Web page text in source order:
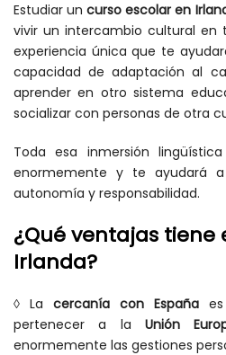
Estudiar uncurso escolar en
vivir un intercambio cultural en
experiencia única que te
capacidad de adaptación al
aprender en otro sistema
socializar con personas de otra
Toda esa inmersión
enormemente y te ayudará
autonomía y responsabilidad.
¿Qué ventajas tiene
Irlanda?
◊ La cercanía con España
pertenecer a la Unión
enormemente las gestiones